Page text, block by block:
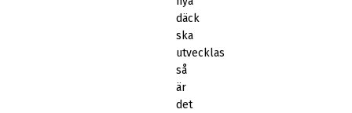
däck
ska
utvecklas
så
är
det